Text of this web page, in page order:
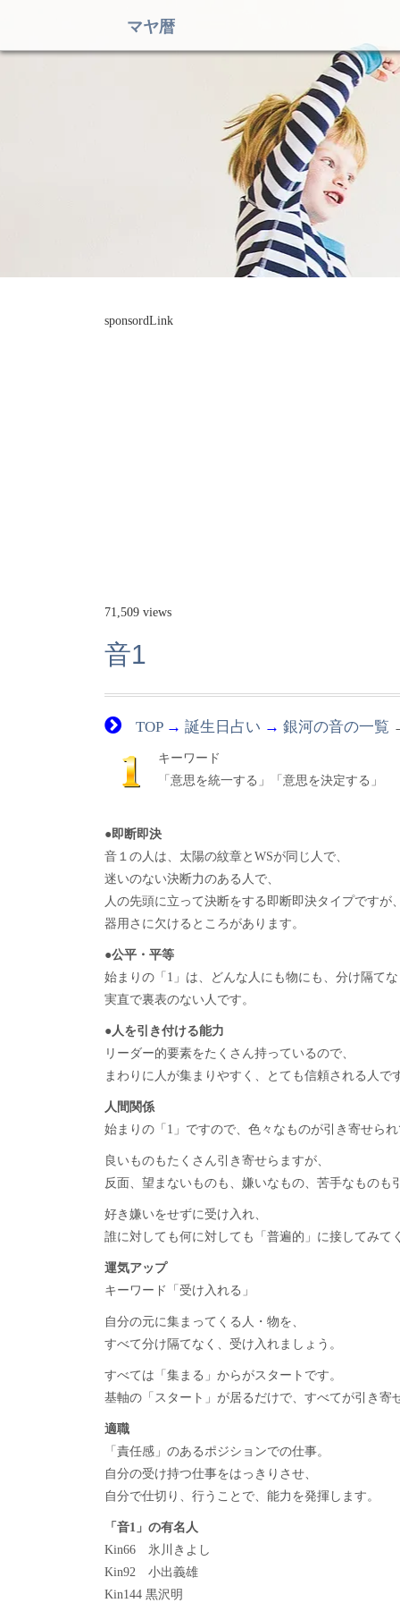
マヤ暦
sponsordLink
71,509 views
音1
TOP→ 誕生日占い → 銀河の音の一覧
キーワード
「意思を統一する」「意思を決定する」
●即断即決
音１の人は、太陽の紋章とWSが同じ人で、
迷いのない決断力のある人で、
人の先頭に立って決断をする即断即決タイプですが、
器用さに欠けるところがあります。
●公平・平等
始まりの「1」は、どんな人にも物にも、分け隔て
実直で裏表のない人です。
●人を引き付ける能力
リーダー的要素をたくさん持っているので、
まわりに人が集まりやすく、とても信頼される人で
人間関係
始まりの「1」ですので、色々なものが引き寄せられ
良いものもたくさん引き寄せらますが、
反面、望まないものも、嫌いなもの、苦手なものも
好き嫌いをせずに受け入れ、
誰に対しても何に対しても「普遍的」に接してみて
運気アップ
キーワード「受け入れる」
自分の元に集まってくる人・物を、
すべて分け隔てなく、受け入れましょう。
すべては「集まる」からがスタートです。
基軸の「スタート」が居るだけで、すべてが引き寄
適職
「責任感」のあるポジションでの仕事。
自分の受け持つ仕事をはっきりさせ、
自分で仕切り、行うことで、能力を発揮します。
「音1」の有名人
Kin66 氷川きよし
Kin92 小出義雄
Kin144 黒沢明